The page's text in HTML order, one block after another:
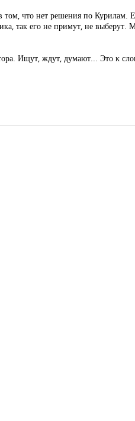
что нет решения по Курилам.
так его не примут, не выберут.
Ищут, ждут, думают... Это к